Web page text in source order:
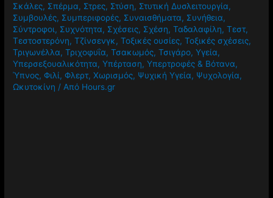
Σκάλες, Σπέρμα, Στρες, Στύση, Στυτική Δυσλειτουργία,
Συμβουλές, Συμπεριφορές, Συναισθήματα, Συνήθεια,
Σύντροφοι, Συχνότητα, Σχέσεις, Σχέση,Ταδαλαφίλη,Τεστ,
Τεστοστερόνη,Τζίνσενγκ,Τοξικές ουσίες,Τοξικές σχέσεις,
Τριγωνέλλα,Τριχοφυΐα,Τσακωμός,Τσιγάρο,Υγεία,
Υπερσεξουαλικότητα,Υπέρταση,Υπερτροφές & Βότανα,
Ύπνος,Φιλί,Φλερτ,Χωρισμός, Ψυχική Υγεία, Ψυχολογία,
Ωκυτοκίνη / Από Hours.gr